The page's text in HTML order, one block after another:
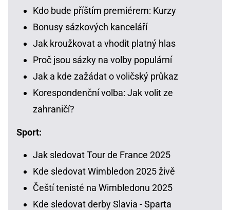
Kdo bude příštím premiérem: Kurzy
Bonusy sázkových kanceláří
Jak kroužkovat a vhodit platný hlas
Proč jsou sázky na volby populární
Jak a kde zažádat o voličský průkaz
Korespondenční volba: Jak volit ze
zahraničí?
Sport:
Jak sledovat Tour de France 2025
Kde sledovat Wimbledon 2025 živě
Čeští tenisté na Wimbledonu 2025
Kde sledovat derby Slavia - Sparta